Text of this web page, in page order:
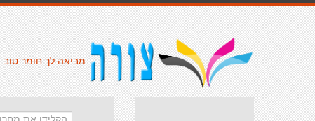
מביאה לך חומר טוב.